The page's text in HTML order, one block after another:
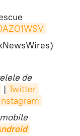
de
| Twitter